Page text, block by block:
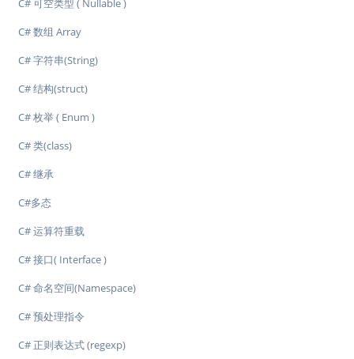
C# 可空类型 ( Nullable )
C# 数组 Array
C# 字符串(String)
C# 结构(struct)
C# 枚举 ( Enum )
C# 类(class)
C# 继承
C#多态
C# 运算符重载
C# 接口( Interface )
C# 命名空间(Namespace)
C# 预处理指令
C# 正则表达式 (regexp)